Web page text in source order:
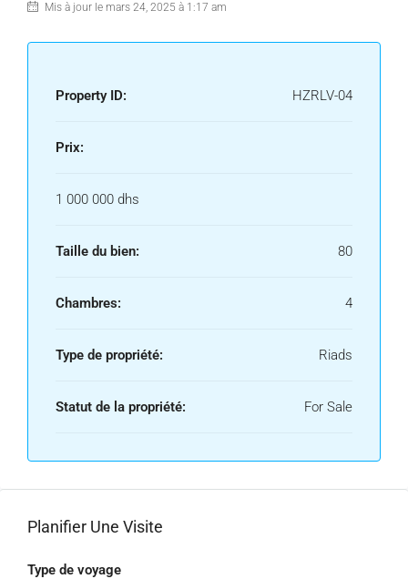
Mis à jour le mars 24, 2025 à 1:17 am
Property ID: HZRLV-04
Prix:
1 000 000 dhs
Taille du bien: 80
Chambres: 4
Type de propriété: Riads
Statut de la propriété: For Sale
Planifier Une Visite
Type de voyage